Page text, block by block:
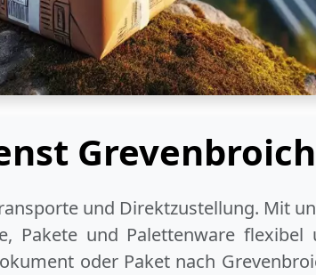
Grevenbroich
und Direktzustellung. Mit
Pakete und Palettenware
oder Paket nach